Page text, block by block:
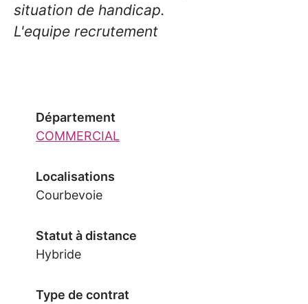
situation de handicap.
L'equipe recrutement
Département
COMMERCIAL
Localisations
Courbevoie
Statut à distance
Hybride
Type de contrat